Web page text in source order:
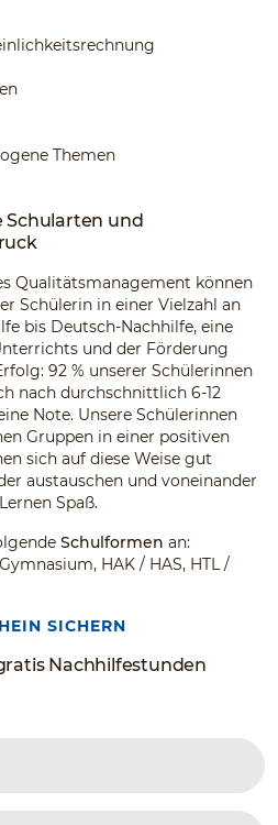
Themen
Schularten und
Qualitätsmanagement können
Schülerin in einer Vielzahl an
bis Deutsch-Nachhilfe, eine
und der Förderung
92 % unserer Schülerinnen
nach durchschnittlich 6-12
Note. Unsere Schülerinnen
Gruppen in einer positiven
sich auf diese Weise gut
austauschen und voneinander
Spaß.
Schulformen an:
HAK / HAS, HTL /
SICHERN
Nachhilfestunden